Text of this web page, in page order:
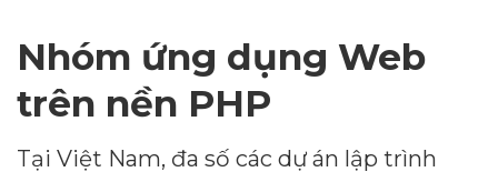
Nhóm ứng dụng Web
trên nền PHP
Tại Việt Nam, đa số các dự án lập trình